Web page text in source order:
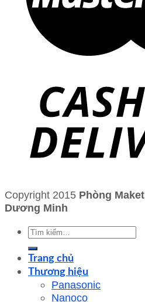
Copyright 2015 Phòng
Dương Minh
Tìm
Trang chủ
Thương hiệu
Panasonic
Nanoco